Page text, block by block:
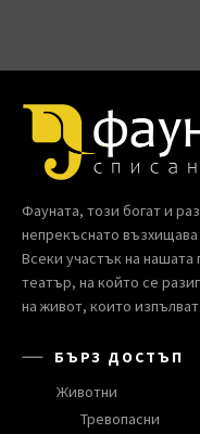
Фауната, този богат и
непрекъснато
Всеки участък на нашата
театър, на който се
на живот, които
БЪРЗ ДОСТЪП
Животни
Тревопасни